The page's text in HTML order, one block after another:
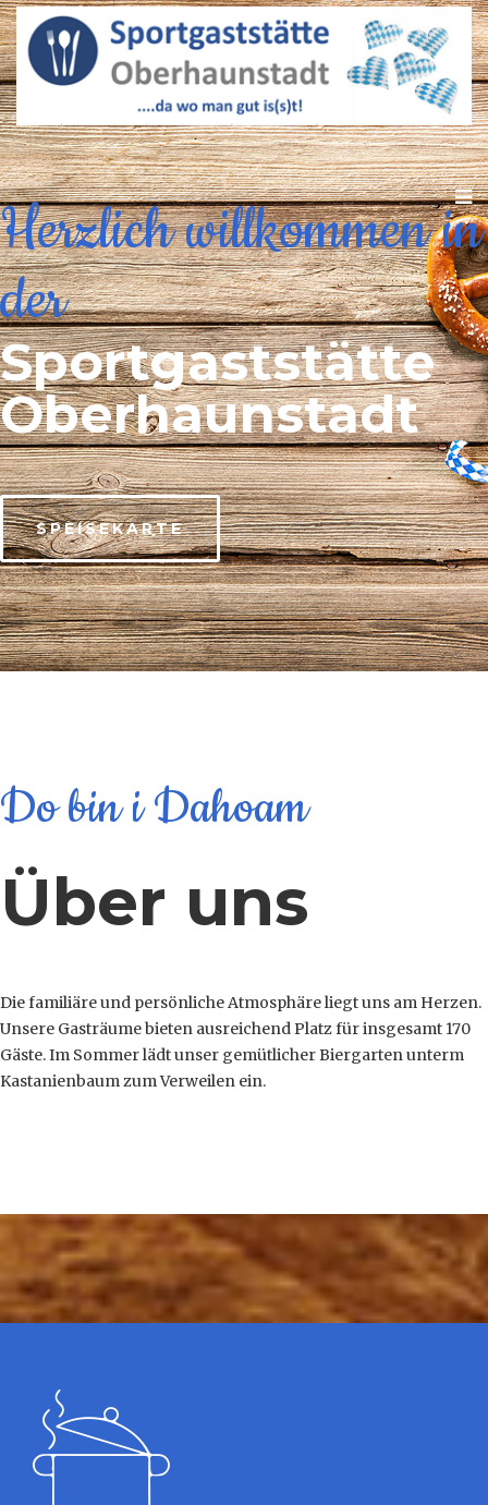
Herzlich willkommen in
der
Sportgaststätte
Oberhaunstadt
SPEISEKARTE
Do bin i Dahoam
Über uns
Die familiäre und persönliche Atmosphäre liegt uns am Herzen.
Unsere Gasträume bieten ausreichend Platz für insgesamt 170
Gäste. Im Sommer lädt unser gemütlicher Biergarten unterm
Kastanienbaum zum Verweilen ein.